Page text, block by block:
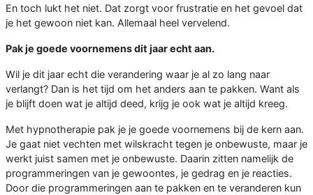
En toch lukt het niet. Dat zorgt voor frustratie en het gevoel dat
je het gewoon niet kan. Allemaal heel vervelend.
Pak je goede voornemens dit jaar echt aan.
Wil je dit jaar echt die verandering waar je al zo lang naar
verlangt? Dan is het tijd om het anders aan te pakken. Want als
je blijft doen wat je altijd deed, krijg je ook wat je altijd kreeg.
Met hypnotherapie pak je je goede voornemens bij de kern aan.
Je gaat niet vechten met wilskracht tegen je onbewuste, maar je
werkt juist samen met je onbewuste. Daarin zitten namelijk de
programmeringen van je gewoontes, je gedrag en je reacties.
Door die programmeringen aan te pakken en te veranderen kun